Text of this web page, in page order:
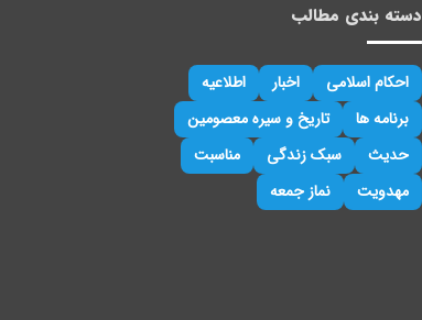
دسته بندی مطالب
احکام اسلامی اخبار
اطلاعیه
برنامه ها
تاریخ و سیره معصومین
حدیث
سبک زندگی
مناسبت
مهدویت
نماز جمعه